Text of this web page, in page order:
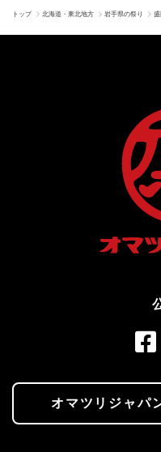
トップ 北海道・東北地方 岩手県の祭り 盛
オマツリジャパ